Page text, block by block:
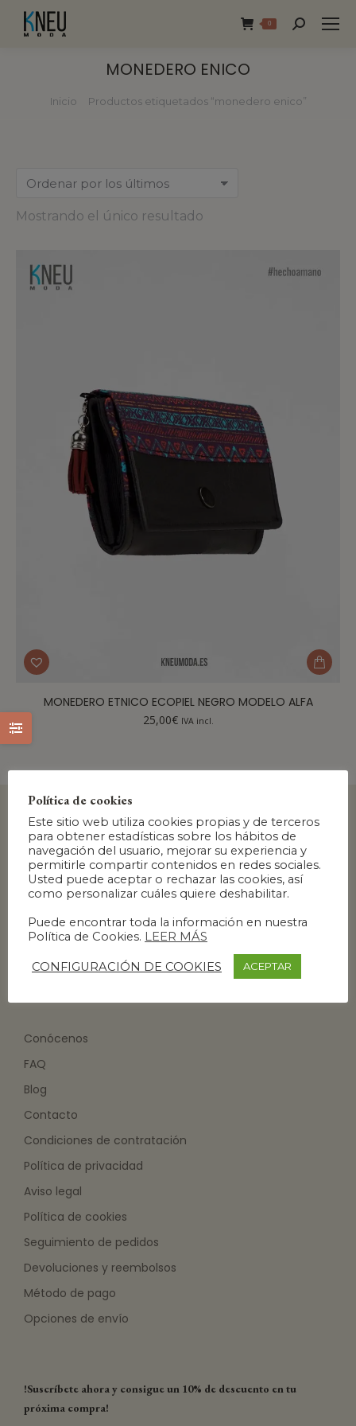
0
MONEDERO ENICO
Estás aquí:
Inicio Productos etiquetados “monedero enico”
Mostrando el único resultado
MONEDERO ETNICO ECOPIEL NEGRO MODELO ALFA
25,00€ IVA incl.
Conócenos
FAQ
Blog
Contacto
Condiciones de contratación
Política de privacidad
Aviso legal
Política de cookies
Seguimiento de pedidos
Devoluciones y reembolsos
Método de pago
Opciones de envío
!Suscríbete ahora y consigue un 10% de descuento en tu
próxima compra!
Política de cookies
Este sitio web utiliza cookies propias y de terceros
para obtener estadísticas sobre los hábitos de
navegación del usuario, mejorar su experiencia y
permitirle compartir contenidos en redes sociales.
Usted puede aceptar o rechazar las cookies, así
como personalizar cuáles quiere deshabilitar.
Puede encontrar toda la información en nuestra
Política de Cookies. LEER MÁS
CONFIGURACIÓN DE COOKIES ACEPTAR